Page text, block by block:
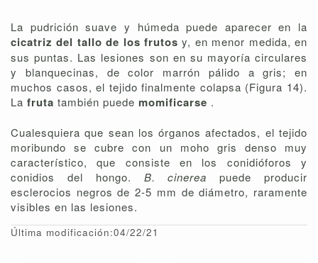
La pudrición suave y húmeda puede aparecer en la
cicatriz del tallo de los frutosy, en menor medida, en
sus puntas. Las lesiones son en su mayoría circulares
y blanquecinas, de color marrón pálido a gris; en
muchos casos, el tejido finalmente colapsa (Figura 14).
La fruta también puede momificarse .
Cualesquiera que sean los órganos afectados, el tejido
moribundo se cubre con un moho gris denso muy
característico, que consiste en los conidióforos y
conidios del hongo. B. cinereapuede producir
esclerocios negros de 2-5 mm de diámetro, raramente
visibles en las lesiones.
Última modificación:04/22/21